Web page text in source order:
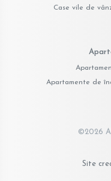
Case vile de
Apartamente de
©2026
Site